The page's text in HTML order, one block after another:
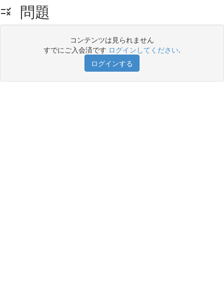
問題
コンテンツは見られません
すでにご入会済です ログインしてください.
ログインする